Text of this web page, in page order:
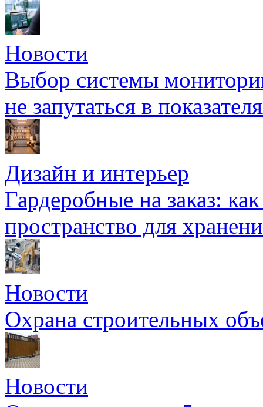
Новости
Выбор системы
не запутаться в
Дизайн и интерьер
Гардеробные на заказ:
пространство для
Новости
Охрана строительных
Новости